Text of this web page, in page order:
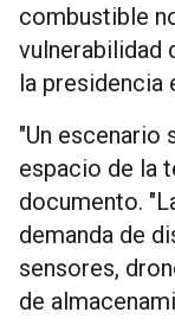
combustible
vulnerabilidad
la presidencia
"Un escenario
espacio de la
documento.
demanda de
sensores,
de